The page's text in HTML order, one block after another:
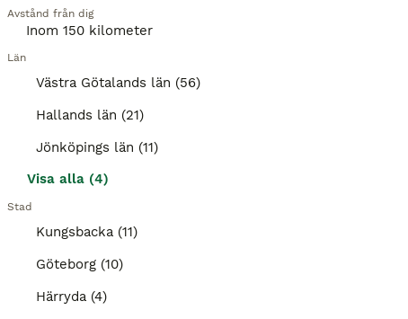
Avstånd från dig
Län
Västra Götalands län (56)
Hallands län (21)
Jönköpings län (11)
Visa alla (4)
Stad
Kungsbacka (11)
Göteborg (10)
Härryda (4)